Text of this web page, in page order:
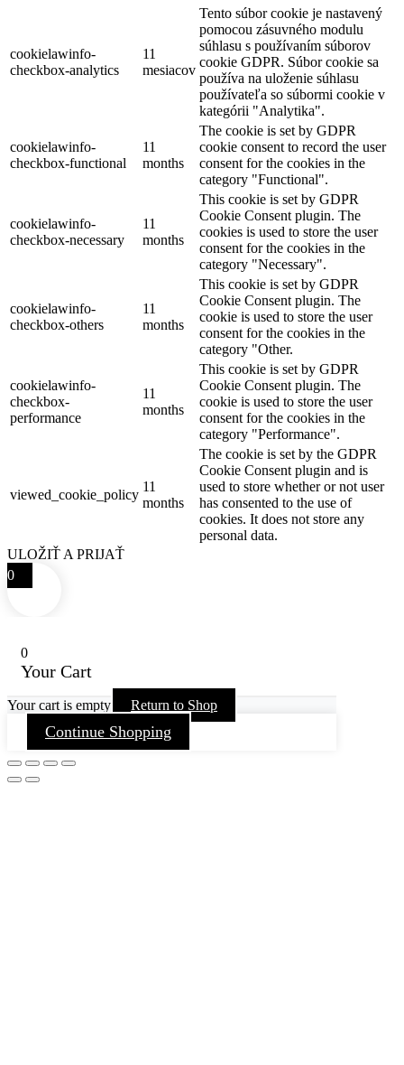
cookielawinfo-
checkbox-analytics
11
mesiacov
Tento súbor cookie je nastavený
pomocou zásuvného modulu
súhlasu s používaním súborov
cookie GDPR. Súbor cookie sa
používa na uloženie súhlasu
používateľa so súbormi cookie v
kategórii "Analytika".
cookielawinfo-
checkbox-functional
11
months
The cookie is set by GDPR
cookie consent to record the user
consent for the cookies in the
category "Functional".
cookielawinfo-
checkbox-necessary
11
months
This cookie is set by GDPR
Cookie Consent plugin. The
cookies is used to store the user
consent for the cookies in the
category "Necessary".
cookielawinfo-
checkbox-others
11
months
This cookie is set by GDPR
Cookie Consent plugin. The
cookie is used to store the user
consent for the cookies in the
category "Other.
cookielawinfo-
checkbox-
performance
11
months
This cookie is set by GDPR
Cookie Consent plugin. The
cookie is used to store the user
consent for the cookies in the
category "Performance".
viewed_cookie_policy
11
months
The cookie is set by the GDPR
Cookie Consent plugin and is
used to store whether or not user
has consented to the use of
cookies. It does not store any
personal data.
ULOŽIŤ A PRIJAŤ
0
0
Your Cart
Your cart is empty Return to Shop
Continue Shopping